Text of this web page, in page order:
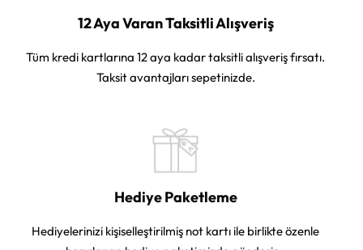
12 Aya Varan Taksitli Alışveriş
Tüm kredi kartlarına 12 aya kadar taksitli alışveriş fırsatı.
Taksit avantajları sepetinizde.
Hediye Paketleme
Hediyelerinizi kişiselleştirilmiş not kartı ile birlikte özenle